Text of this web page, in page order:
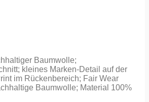
Baumwolle;
kleines Marken-Detail auf der
im Rückenbereich; Fair Wear
Baumwolle; Material 100%